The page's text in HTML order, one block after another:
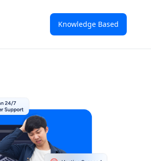
Knowledge Based